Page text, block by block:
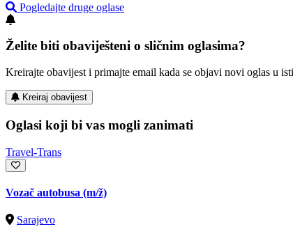
Pogledajte druge oglase
Želite biti obaviješteni o sličnim oglasima?
Kreirajte obavijest i primajte email kada se objavi novi oglas u
Kreiraj obavijest
Oglasi koji bi vas mogli zanimati
Travel-Trans
Vozač autobusa (m/ž)
Sarajevo